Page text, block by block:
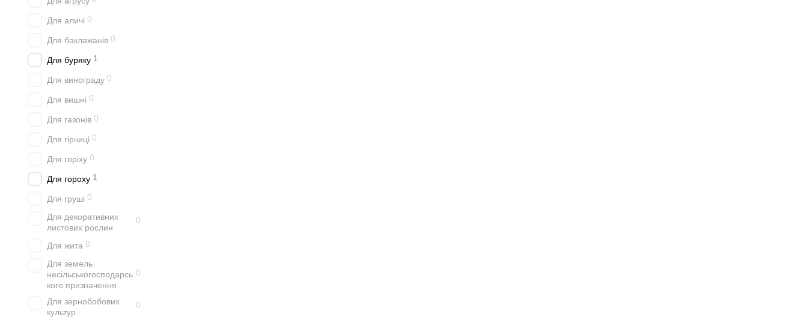
Для аличі 0
Для баклажанів 0
Для буряку 1
Для винограду 0
Для вишні 0
Для газонів 0
Для гірчиці 0
Для горіху 0
Для гороху 1
Для груші 0
Для декоративних
листових рослин
0
Для жита 0
Для земель
несільськогосподарсь
кого призначення
0
Для зернобобових
культур
0